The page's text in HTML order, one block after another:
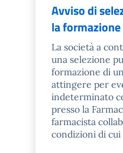
Avviso di
la
La società a
una selezione
formazione di
attingere per
indeterminato
presso la
farmacista
condizioni di cui